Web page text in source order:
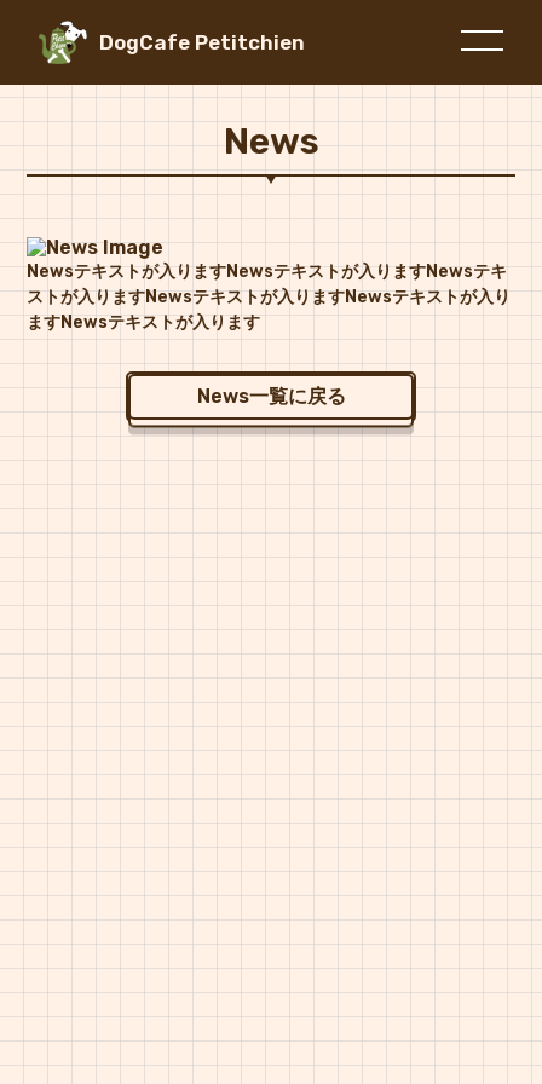
DogCafe Petitchien
News
Newsテキストが入りますNewsテキストが入りますNewsテキ
ストが入りますNewsテキストが入りますNewsテキストが入り
ますNewsテキストが入ります
News一覧に戻る